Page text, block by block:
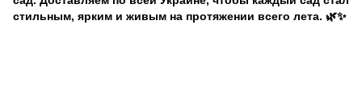
стильным, ярким и живым на протяжении всего лета. 🌿✨